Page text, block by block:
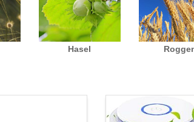
Hasel